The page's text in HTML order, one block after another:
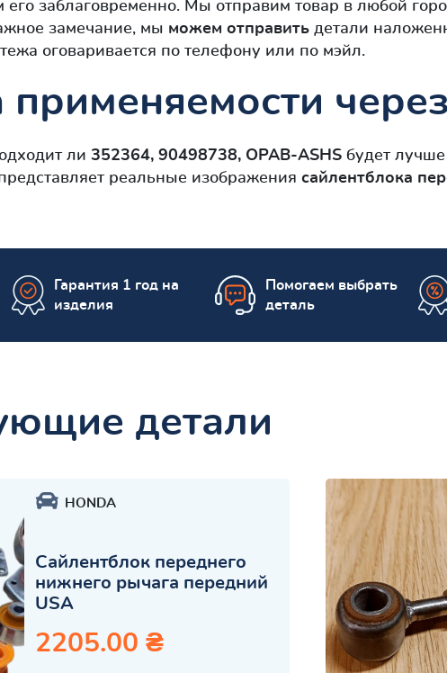
заблаговременно. Мы отправим товар в любой
замечание, мы можем отправить детали
оговаривается по телефону или по мэйл.
применяемости
ли 352364, 90498738, OPAB-ASHS будет лучше
реальные изображения сайлентблокa
Гарантия 1 год на
изделия
Помогаем выбрать
деталь
детали
HONDA
Сайлентблок переднего
нижнего рычага передний
USA
2205.00 ₴